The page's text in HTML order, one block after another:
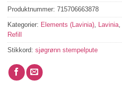
Produktnummer: 715706663878
Kategorier: Elements (Lavinia) Lavinia
Refill
Stikkord: sjøgrønn stempelpute